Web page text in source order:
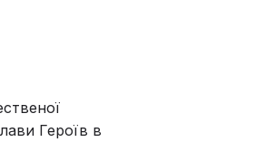
Героїв в